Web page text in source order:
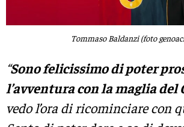
Tommaso Baldanzi (foto
“Sono felicissimo di poter
l’avventura con la maglia del
vedo l’ora di ricominciare con